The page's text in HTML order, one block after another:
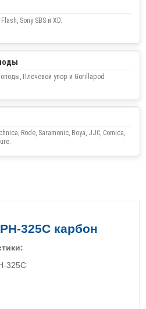
Sony SBS и XD.
Плечевой упор и Gorillapod
Rode, Saramonic, Boya, JJC, Comica,
325C карбон
325C